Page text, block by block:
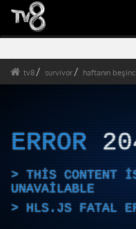
tv8 survivor haftanın
ERROR
THIS CONTENT
UNAVAILABLE
HLS.JS FATAL